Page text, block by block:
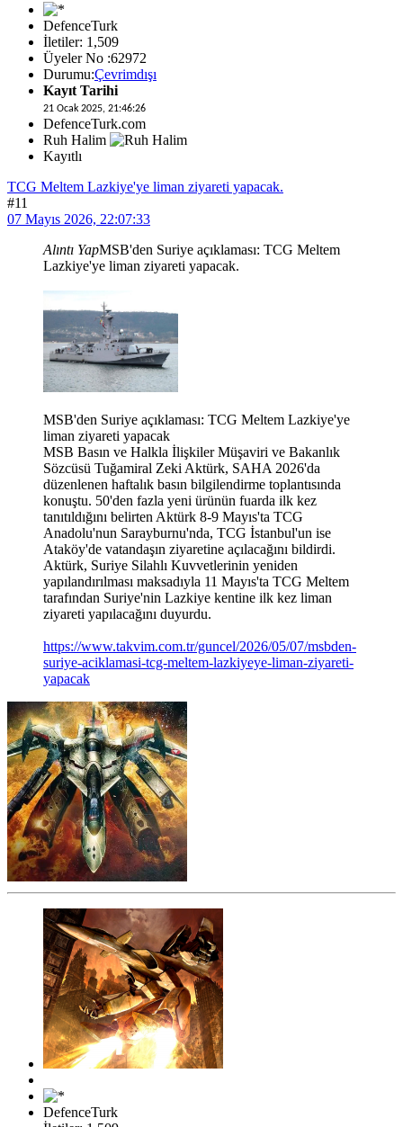
DefenceTurk
İletiler: 1,509
Üyeler No :62972
Durumu:Çevrimdışı
Kayıt Tarihi
21 Ocak 2025, 21:46:26
DefenceTurk.com
Ruh Halim
Kayıtlı
TCG Meltem Lazkiye'ye liman ziyareti yapacak.
#11
07 Mayıs 2026, 22:07:33
Alıntı YapMSB'den Suriye açıklaması: TCG Meltem
Lazkiye'ye liman ziyareti yapacak.
MSB'den Suriye açıklaması: TCG Meltem Lazkiye'ye
liman ziyareti yapacak
MSB Basın ve Halkla İlişkiler Müşaviri ve Bakanlık
Sözcüsü Tuğamiral Zeki Aktürk, SAHA 2026'da
düzenlenen haftalık basın bilgilendirme toplantısında
konuştu. 50'den fazla yeni ürünün fuarda ilk kez
tanıtıldığını belirten Aktürk 8-9 Mayıs'ta TCG
Anadolu'nun Sarayburnu'nda, TCG İstanbul'un ise
Ataköy'de vatandaşın ziyaretine açılacağını bildirdi.
Aktürk, Suriye Silahlı Kuvvetlerinin yeniden
yapılandırılması maksadıyla 11 Mayıs'ta TCG Meltem
tarafından Suriye'nin Lazkiye kentine ilk kez liman
ziyareti yapılacağını duyurdu.
https://www.takvim.com.tr/guncel/2026/05/07/msbden-
suriye-aciklamasi-tcg-meltem-lazkiyeye-liman-ziyareti-
yapacak
DefenceTurk